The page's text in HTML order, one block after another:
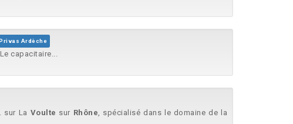
Ardèche
capacitaire...
sur La Voulte sur Rhône, spécialisé dans le domaine de la